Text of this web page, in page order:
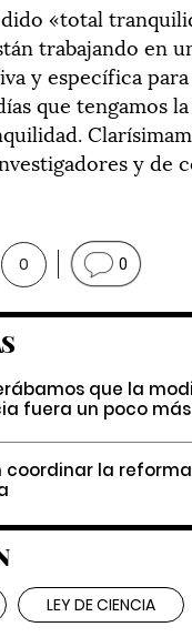
«total
trabajando en
y específica
que tengamos
y de
0 0
que la
fuera un poco
coordinar la
LEY DE CIENCIA